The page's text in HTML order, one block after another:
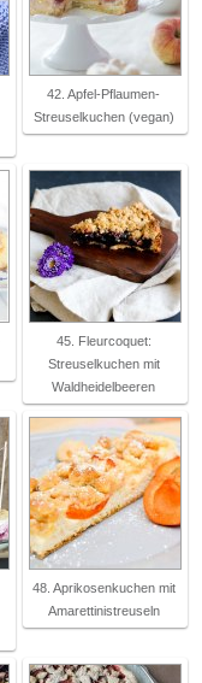
42. Apfel-Pflaumen-
Streuselkuchen (vegan)
45. Fleurcoquet:
Streuselkuchen mit
Waldheidelbeeren
48. Aprikosenkuchen mit
Amarettinistreuseln